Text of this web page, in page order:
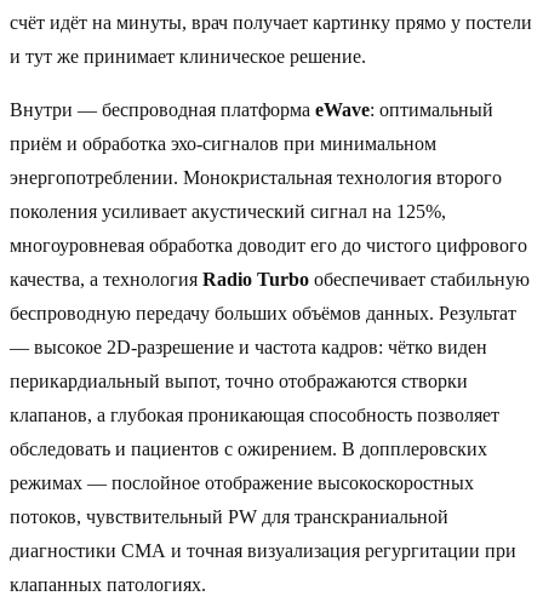
счёт идёт на минуты, врач получает картинку прямо у постели
и тут же принимает клиническое решение.
Внутри — беспроводная платформа eWave: оптимальный
приём и обработка эхо-сигналов при минимальном
энергопотреблении. Монокристальная технология второго
поколения усиливает акустический сигнал на 125%,
многоуровневая обработка доводит его до чистого цифрового
качества, а технология Radio Turbo обеспечивает стабильную
беспроводную передачу больших объёмов данных. Результат
— высокое 2D-разрешение и частота кадров: чётко виден
перикардиальный выпот, точно отображаются створки
клапанов, а глубокая проникающая способность позволяет
обследовать и пациентов с ожирением. В допплеровских
режимах — послойное отображение высокоскоростных
потоков, чувствительный PW для транскраниальной
диагностики СМА и точная визуализация регургитации при
клапанных патологиях.